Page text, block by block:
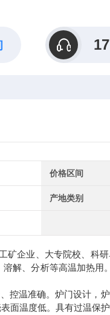
价格区间
产地类别
矿企业、大专院校、科
解、分析等高温加热
控温准确。炉门设计，
面温度低。具有过温保